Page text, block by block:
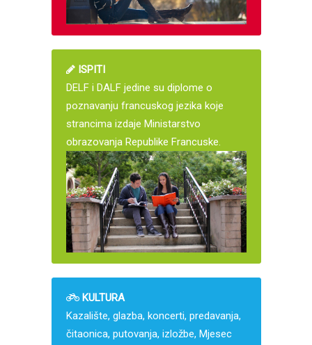
ISPITI
DELF i DALF jedine su diplome o
poznavanju francuskog jezika koje
strancima izdaje Ministarstvo
obrazovanja Republike Francuske.
KULTURA
Kazalište, glazba, koncerti, predavanja,
čitaonica, putovanja, izložbe, Mjesec